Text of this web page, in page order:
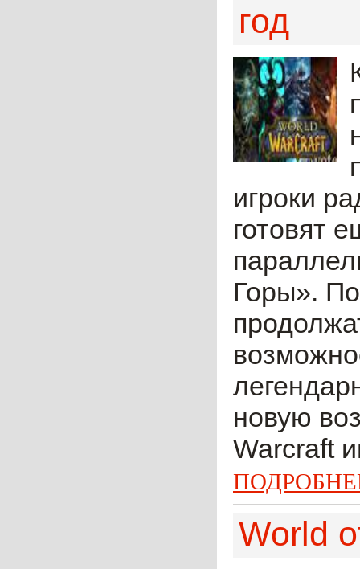
год
игроки
готовят
Горы».
новую
Warcraft
World